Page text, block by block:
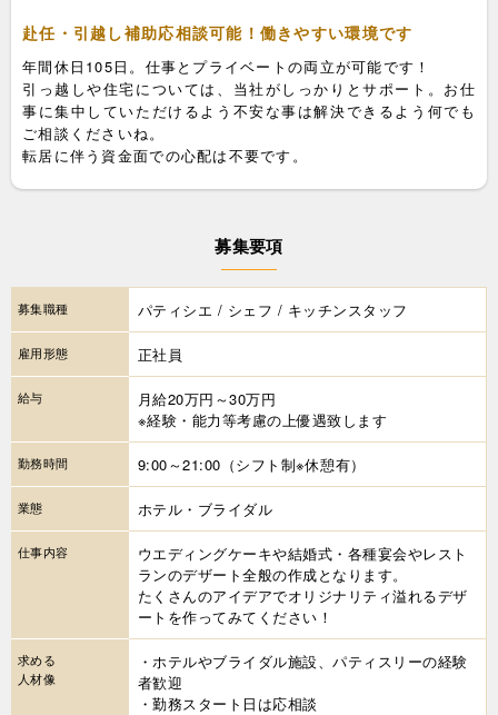
赴任・引越し補助応相談可能！働きやすい環境です
年間休日105日。仕事とプライベートの両立が可能です！
引っ越しや住宅については、当社がしっかりとサポート。お仕
事に集中していただけるよう不安な事は解決できるよう何でも
ご相談くださいね。
転居に伴う資金面での心配は不要です。
募集要項
募集職種 パティシエ / シェフ / キッチンスタッフ
雇用形態 正社員
給与
月給20万円～30万円
※経験・能力等考慮の上優遇致します
勤務時間 9:00～21:00（シフト制※休憩有）
業態 ホテル・ブライダル
仕事内容
ウエディングケーキや結婚式・各種宴会やレスト
ランのデザート全般の作成となります。
たくさんのアイデアでオリジナリティ溢れるデザ
ートを作ってみてください！
求める
人材像
・ホテルやブライダル施設、パティスリーの経験
者歓迎
・勤務スタート日は応相談